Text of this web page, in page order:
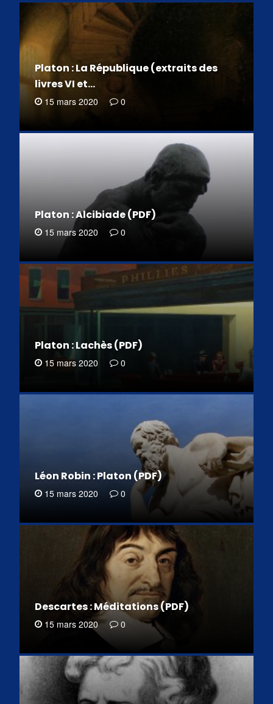
Platon : La République (extraits des
livres VI et…
15 mars 2020 0
Platon : Alcibiade (PDF)
15 mars 2020 0
Platon : Lachès (PDF)
15 mars 2020 0
Léon Robin : Platon (PDF)
15 mars 2020 0
Descartes : Méditations (PDF)
15 mars 2020 0